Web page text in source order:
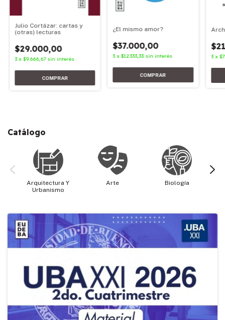
Julio Cortázar: cartas y
(otras) lecturas
$29.000,00
3 x $9.666,67 sin interés
¿El mismo amor?
$37.000,00
3 x$12.333,33 sin interés 3 x
Catálogo
Arquitectura Y
Urbanismo
Arte Biología